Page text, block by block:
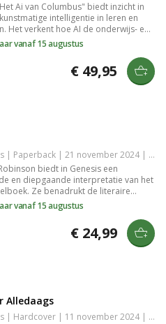
Ai van Columbus" biedt inzicht in
intelligentie in leren en
Het verkent hoe AI de onderwijs- en
kan transformeren, met
en strategieën voor
Dit essentiële werk helpt je de
van AI te verkennen en effectief
vanaf 15 augustus
€ 49,95
Nederlands | Paperback | 21 november 2024 | 256 pagina's | Basisbijbel | 9789043542012
biedt in Genesis een
en diepgaande interpretatie van het
Ze benadrukt de literaire
rijkdom aan ideeën, met nadruk op
trouw aan de schepping. Ideaal
van literatuur en degenen die de
vanaf 15 augustus
€ 24,99
Alledaags
Nederlands | Hardcover | 11 november 2024 | 108 pagina's | 9789088973970